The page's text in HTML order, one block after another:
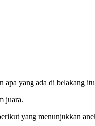
apa yang ada di belakang
juara.
yang menunjukkan